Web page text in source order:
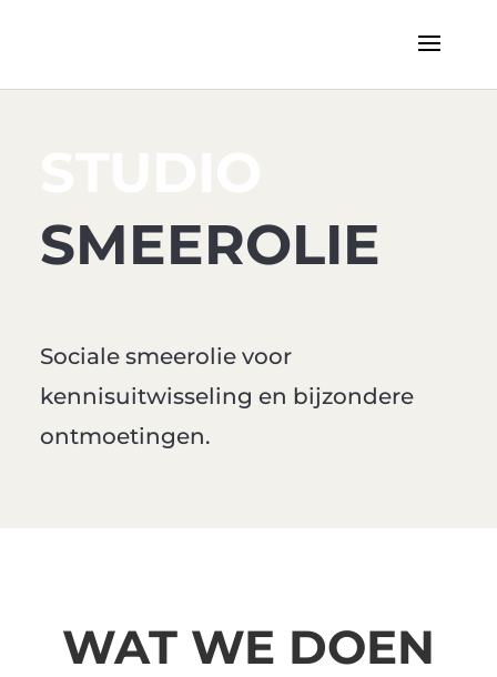
SMEEROLIE
Sociale smeerolie voor
kennisuitwisseling en bijzondere
ontmoetingen.
WAT WE DOEN